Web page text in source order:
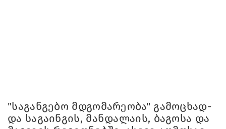
"სა­გან­გე­ბო მდგო­მა­რე­ო­ბა" გა­მო­ცხად­
და სა­გა­ინ­გის, მან­და­ლა­ის, ბა­გო­სა და